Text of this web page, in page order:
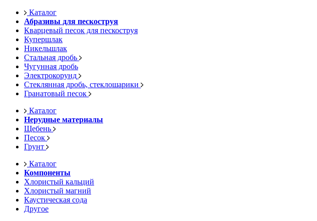
Каталог
Абразивы для пескоструя
Кварцевый песок для пескоструя
Купершлак
Никельшлак
Стальная дробь
Чугунная дробь
Электрокорунд
Стеклянная дробь, стеклошарики
Гранатовый песок
Каталог
Нерудные материалы
Щебень
Песок
Грунт
Каталог
Компоненты
Хлористый кальций
Хлористый магний
Каустическая сода
Другое